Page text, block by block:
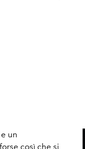
un
così che si